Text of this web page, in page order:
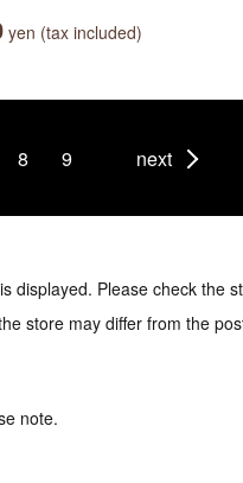
yen (tax included)
8 9 next
displayed. Please check the
store may differ from the
note.